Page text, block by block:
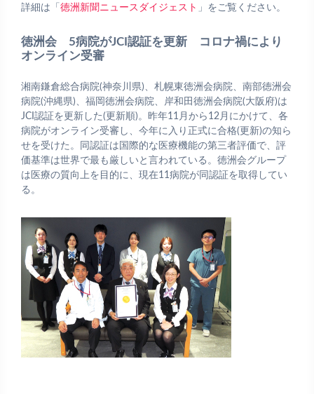
詳細は「 徳洲新聞ニュースダイジェスト 」をご覧ください。
徳洲会 5病院がJCI認証を更新 コロナ禍により
オンライン受審
湘南鎌倉総合病院(神奈川県)、札幌東徳洲会病院、南部徳洲会
病院(沖縄県)、福岡徳洲会病院、岸和田徳洲会病院(大阪府)は
JCI認証を更新した(更新順)。昨年11月から12月にかけて、各
病院がオンライン受審し、今年に入り正式に合格(更新)の知ら
せを受けた。同認証は国際的な医療機能の第三者評価で、評
価基準は世界で最も厳しいと言われている。徳洲会グループ
は医療の質向上を目的に、現在11病院が同認証を取得してい
る。